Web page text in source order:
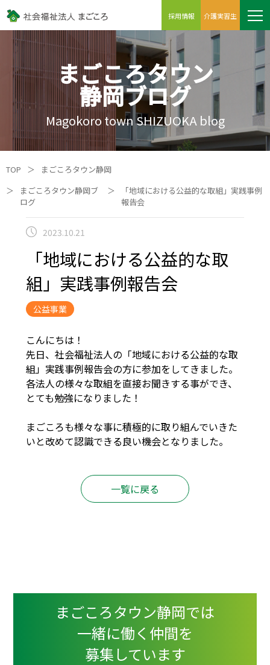
採用情報 介護実習生
まごころタウン
静岡ブログ
Magokoro town SHIZUOKA blog
TOP ＞
まごころタウン静岡
＞
まごころタウン静岡ブ
ログ
＞
「地域における公益的な取組」実践事例
報告会
2023.10.21
「地域における公益的な取
組」実践事例報告会
公益事業
こんにちは！
先日、社会福祉法人の「地域における公益的な取
組」実践事例報告会の方に参加をしてきました。
各法人の様々な取組を直接お聞きする事ができ、
とても勉強になりました！
まごころも様々な事に積極的に取り組んでいきた
いと改めて認識できる良い機会となりました。
一覧に戻る
まごころタウン静岡では
一緒に働く仲間を
募集しています